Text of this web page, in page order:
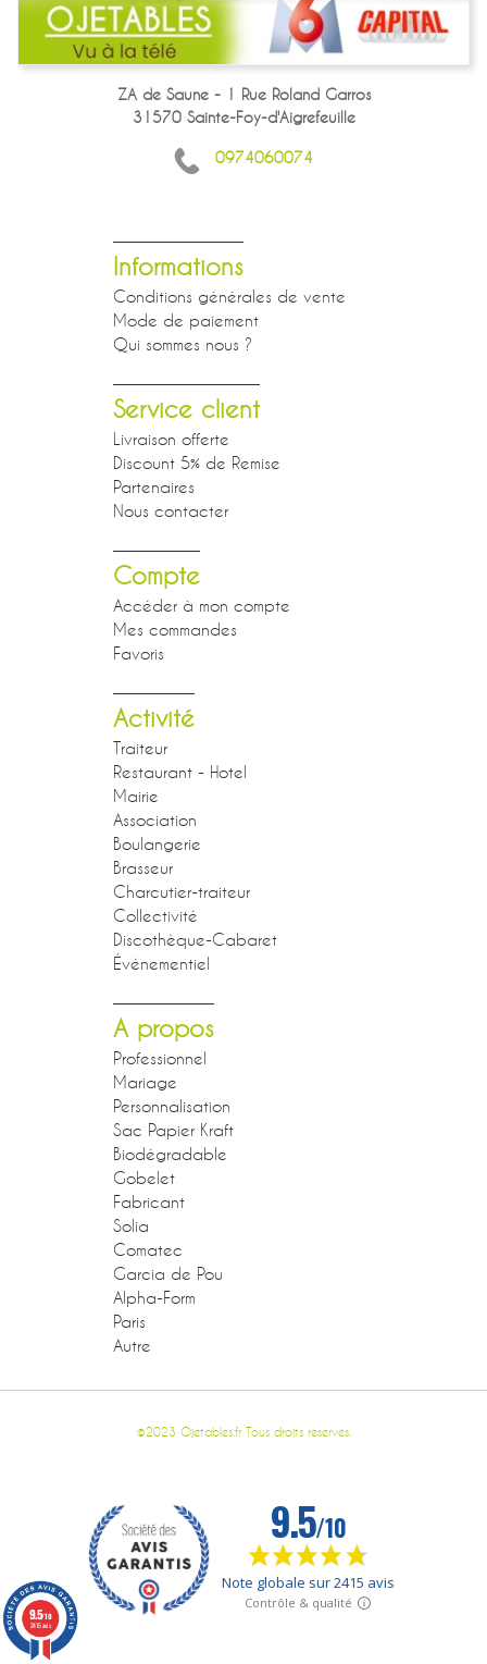
ZA de Saune - 1 Rue Roland Garros
31570 Sainte-Foy-d'Aigrefeuille
0974060074
Informations
Conditions générales de vente
Mode de paiement
Qui sommes nous ?
Service client
Livraison offerte
Discount 5% de Remise
Partenaires
Nous contacter
Compte
Accéder à mon compte
Mes commandes
Favoris
Activité
Traiteur
Restaurant - Hotel
Mairie
Association
Boulangerie
Brasseur
Charcutier-traiteur
Collectivité
Discothèque-Cabaret
Événementiel
A propos
Professionnel
Mariage
Personnalisation
Sac Papier Kraft
Biodégradable
Gobelet
Fabricant
Solia
Comatec
Garcia de Pou
Alpha-Form
Paris
Autre
©2023 Ojetables.fr Tous droits réservés.
9.5/10
2415 avis